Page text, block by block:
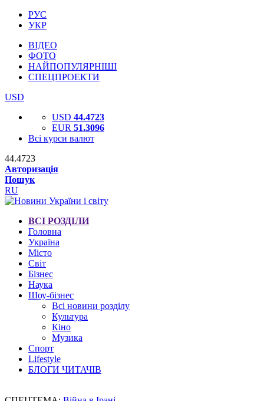
РУС
УКР
ВІДЕО
ФОТО
НАЙПОПУЛЯРНІШІ
СПЕЦПРОЕКТИ
USD
USD 44.4723
EUR 51.3096
Всі курси валют
44.4723
Авторизація
Пошук
RU
ВСІ РОЗДІЛИ
Головна
Україна
Місто
Світ
Бізнес
Наука
Шоу-бізнес
Всі новини розділу
Культура
Кіно
Музика
Спорт
Lifestyle
БЛОГИ ЧИТАЧІВ